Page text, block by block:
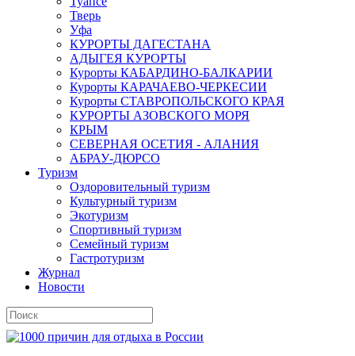
Тверь
Уфа
КУРОРТЫ ДАГЕСТАНА
АДЫГЕЯ КУРОРТЫ
Курорты КАБАРДИНО-БАЛКАРИИ
Курорты КАРАЧАЕВО-ЧЕРКЕСИИ
Курорты СТАВРОПОЛЬСКОГО КРАЯ
КУРОРТЫ АЗОВСКОГО МОРЯ
КРЫМ
СЕВЕРНАЯ ОСЕТИЯ - АЛАНИЯ
АБРАУ-ДЮРСО
Туризм
Оздоровительный туризм
Культурный туризм
Экотуризм
Спортивный туризм
Семейный туризм
Гастротуризм
Журнал
Новости